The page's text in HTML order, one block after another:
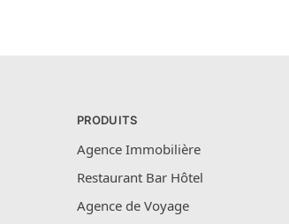
PRODUITS
Agence Immobilière
Restaurant Bar Hôtel
Agence de Voyage